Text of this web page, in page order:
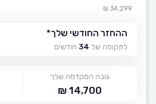
34,299 ₪
ההחזר החודשי שלך*
לתקופה של 34 חודשים
גובה המקדמה שלך
14,700 ₪